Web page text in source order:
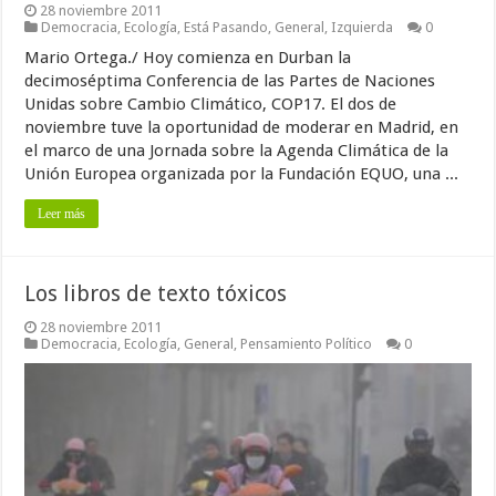
28 noviembre 2011
Democracia Ecología Está Pasando General Izquierda 0
Mario Ortega./ Hoy comienza en Durban la
decimoséptima Conferencia de las Partes de Naciones
Unidas sobre Cambio Climático, COP17. El dos de
noviembre tuve la oportunidad de moderar en Madrid, en
el marco de una Jornada sobre la Agenda Climática de la
Unión Europea organizada por la Fundación EQUO, una ...
Leer más
Los libros de texto tóxicos
28 noviembre 2011
Democracia Ecología General Pensamiento Político 0